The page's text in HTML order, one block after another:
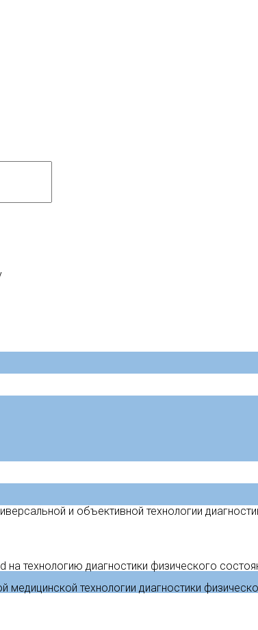
и объективной технологии
технологию диагностики физического
медицинской технологии диагностики